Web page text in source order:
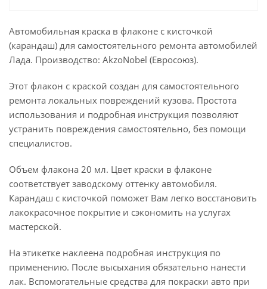
Автомобильная краска в флаконе с кисточкой
(карандаш) для самостоятельного ремонта автомобилей
Лада. Производство: AkzoNobel (Евросоюз).
Этот флакон с краской создан для самостоятельного
ремонта локальных повреждений кузова. Простота
использования и подробная инструкция позволяют
устранить повреждения самостоятельно, без помощи
специалистов.
Объем флакона 20 мл. Цвет краски в флаконе
соответствует заводскому оттенку автомобиля.
Карандаш с кисточкой поможет Вам легко восстановить
лакокрасочное покрытие и сэкономить на услугах
мастерской.
На этикетке наклеена подробная инструкция по
применению. После высыхания обязательно нанести
лак. Вспомогательные средства для покраски авто при